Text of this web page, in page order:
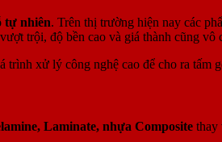
tự nhiên. Trên thị trường hiện nay các
trội, độ bền cao và giá thành cũng vô
xử lý công nghệ cao để cho ra tấm
Laminate, nhựa Composite thay